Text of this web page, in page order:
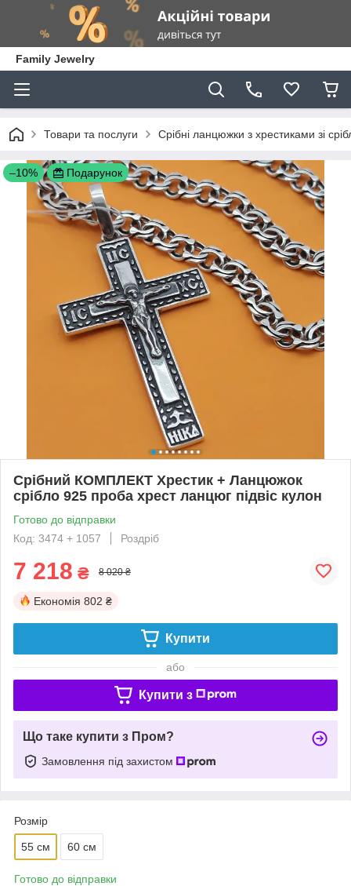
Family Jewelry
Товари та послуги Срібні ланцюжки з хрестиками зі
–10% Подарунок
Срібний КОМПЛЕКТ Хрестик + Ланцюжок
срібло 925 проба хрест ланцюг підвіс кулон
Готово до відправки
Код: 3474 + 1057
Роздріб
7 218 ₴ 8 020 ₴
Економія 802 ₴
Купити
або
Купити з
Що таке купити з Пром?
Замовлення під захистом
Розмір
55 см 60 см
Готово до відправки